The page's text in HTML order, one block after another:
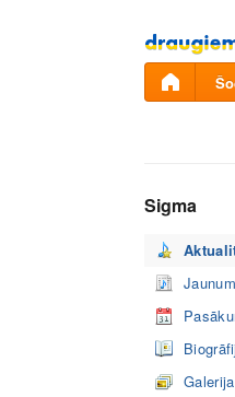
Pāriet
uz
saturu
Sigma
Galerija